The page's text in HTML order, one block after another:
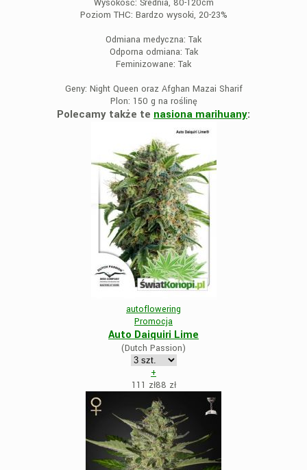
Wysokość: Średnia, 80-120cm
Poziom THC: Bardzo wysoki, 20-23%
Odmiana medyczna: Tak
Odporna odmiana: Tak
Feminizowane: Tak
Geny: Night Queen oraz Afghan Mazai Sharif
Plon: 150 g na roślinę
Polecamy także te nasiona marihuany:
autoflowering
Promocja
Auto Daiquiri Lime
(Dutch Passion)
+
111 zł88 zł